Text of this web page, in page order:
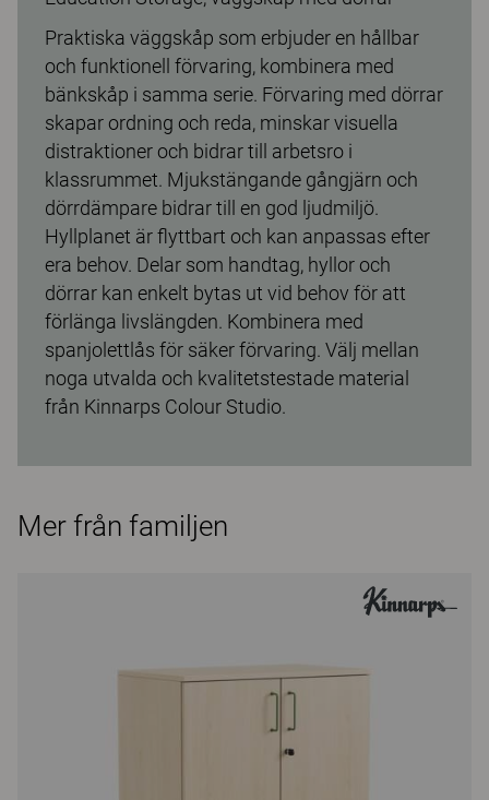
Praktiska väggskåp som erbjuder en hållbar
och funktionell förvaring, kombinera med
bänkskåp i samma serie. Förvaring med dörrar
skapar ordning och reda, minskar visuella
distraktioner och bidrar till arbetsro i
klassrummet. Mjukstängande gångjärn och
dörrdämpare bidrar till en god ljudmiljö.
Hyllplanet är flyttbart och kan anpassas efter
era behov. Delar som handtag, hyllor och
dörrar kan enkelt bytas ut vid behov för att
förlänga livslängden. Kombinera med
spanjolettlås för säker förvaring. Välj mellan
noga utvalda och kvalitetstestade material
från Kinnarps Colour Studio.
Mer från familjen